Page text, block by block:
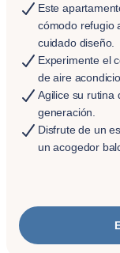
Este
cómodo refugio
cuidado diseño.
Experimente el
de aire
Agilice su rutina
generación.
Disfrute de un
un acogedor